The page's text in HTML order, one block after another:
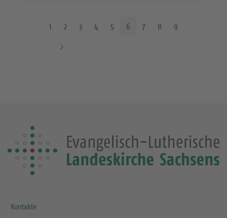
1 2 3 4 5 6 7 8
9
N
Kontakte